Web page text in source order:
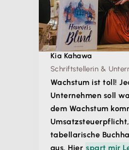
Kia Kahawa
Schriftstellerin &
Wachstum ist toll!
Unternehmen soll
dem Wachstum
tabellarische
aus. Hier spart mir